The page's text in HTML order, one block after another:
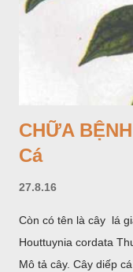
CHỮA
Cá
27.8.16
Còn có tên là cây lá
Houttuynia cordata
Mô tả cây. Cây diếp